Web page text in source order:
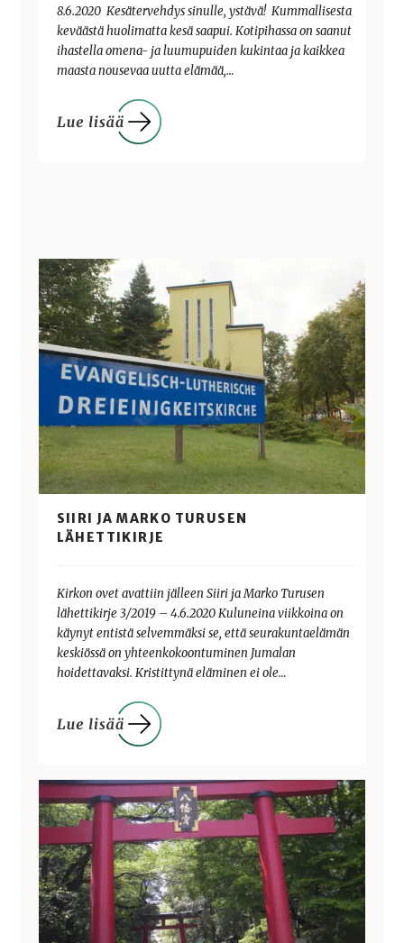
8.6.2020 Kesätervehdys sinulle, ystävä! Kummallisesta
keväästä huolimatta kesä saapui. Kotipihassa on saanut
ihastella omena- ja luumupuiden kukintaa ja kaikkea
maasta nousevaa uutta elämää,…
SIIRI JA MARKO TURUSEN
LÄHETTIKIRJE
Kirkon ovet avattiin jälleen Siiri ja Marko Turusen
lähettikirje 3/2019 – 4.6.2020 Kuluneina viikkoina on
käynyt entistä selvemmäksi se, että seurakuntaelämän
keskiössä on yhteenkokoontuminen Jumalan
hoidettavaksi. Kristittynä eläminen ei ole…